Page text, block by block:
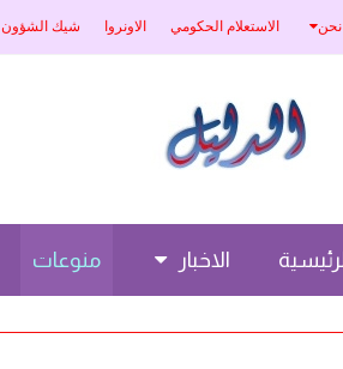
الاستعلام الحكومي الاونروا شيك الشؤون
الاخبار منوعات